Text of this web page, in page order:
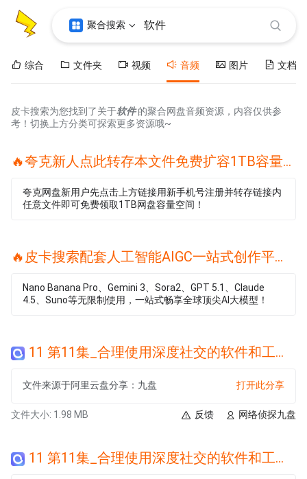
聚合搜索
综合 文件夹 视频 音频 图片 文档
皮卡搜索为您找到了关于软件的聚合网盘音频资源，内容仅供参
考！切换上方分类可探索更多资源哦~
🔥夸克新人点此转存本文件免费扩容1TB容量🔥
夸克网盘新用户先点击上方链接用新手机号注册并转存链接内
任意文件即可免费领取1TB网盘容量空间！
🔥皮卡搜索配套人工智能AIGC一站式创作平台🔥
Nano Banana Pro、Gemini 3、Sora2、GPT 5.1、Claude
4.5、Suno等无限制使用，一站式畅享全球顶尖AI大模型！
11 第11集_合理使用深度社交的软件和工具.wma
文件来源于阿里云盘分享：九盘 打开此分享
文件大小: 1.98 MB 网络侦探九盘
反馈
11 第11集_合理使用深度社交的软件和工具.wma